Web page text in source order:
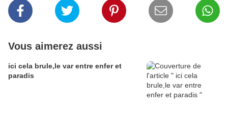
Vous aimerez aussi
ici cela brule,le var entre enfer et
paradis